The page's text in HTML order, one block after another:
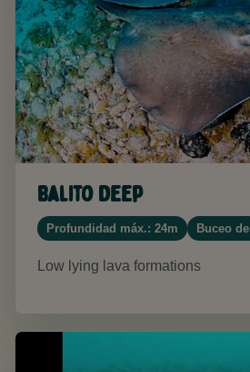
Balito Deep
Profundidad máx.: 24m Buceo
Low lying lava formations